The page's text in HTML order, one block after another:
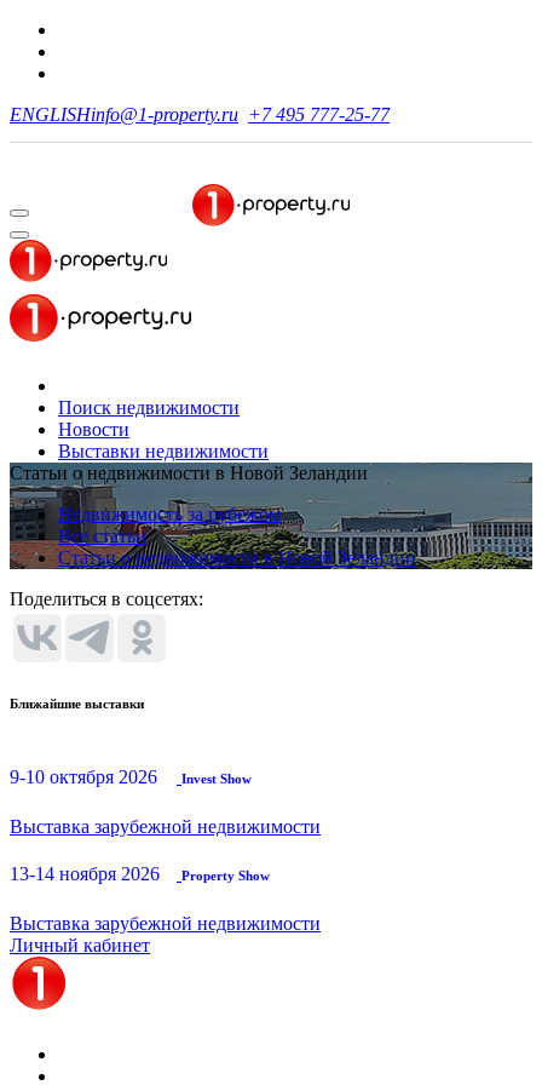
ENGLISHinfo@1-property.ru +7 495 777-25-77
Поиск недвижимости
Новости
Выставки недвижимости
Статьи о недвижимости в Новой Зеландии
Недвижимость за рубежом
Все статьи
Статьи о недвижимости в Новой Зеландии
Поделиться в соцсетях:
Ближайшие выставки
9-10 октября 2026 Invest Show
Выставка зарубежной недвижимости
13-14 ноября 2026 Property Show
Выставка зарубежной недвижимости
Личный кабинет